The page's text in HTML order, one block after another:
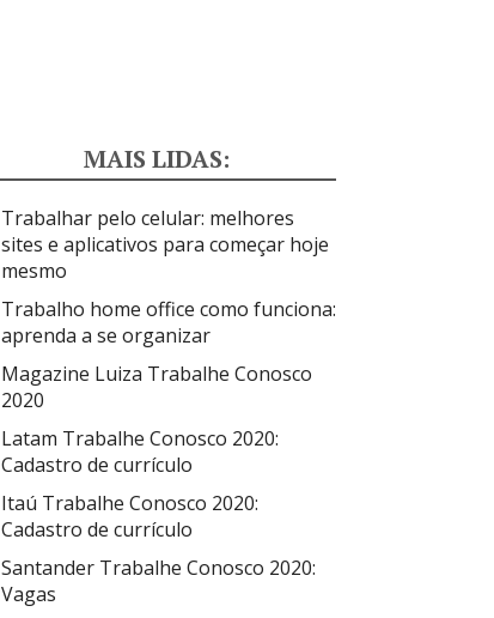
MAIS LIDAS:
Trabalhar pelo celular: melhores
sites e aplicativos para começar hoje
mesmo
Trabalho home office como funciona:
aprenda a se organizar
Magazine Luiza Trabalhe Conosco
2020
Latam Trabalhe Conosco 2020:
Cadastro de currículo
Itaú Trabalhe Conosco 2020:
Cadastro de currículo
Santander Trabalhe Conosco 2020:
Vagas